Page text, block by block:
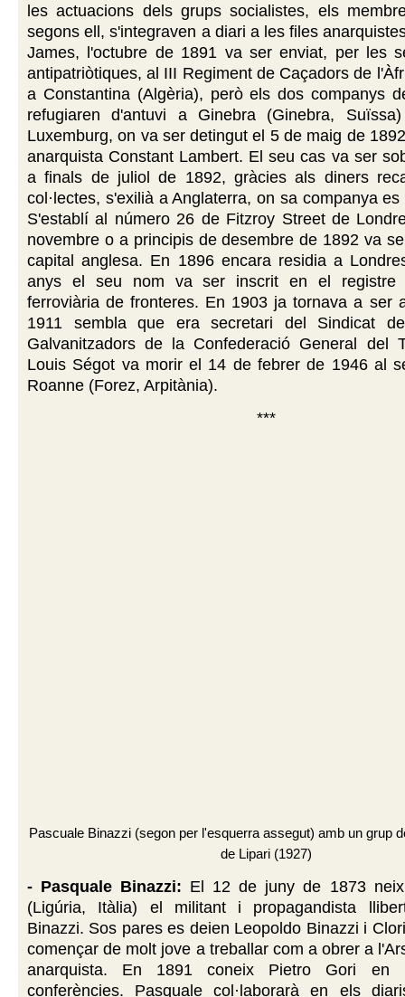
les actuacions dels grups socialistes, els
segons ell, s'integraven a diari a les files
James, l'octubre de 1891 va ser enviat, per les
antipatriòtiques, al III Regiment de Caçadors de
a Constantina (Algèria), però els dos companys
refugiaren d'antuvi a Ginebra (Ginebra,
Luxemburg, on va ser detingut el 5 de maig de
anarquista Constant Lambert. El seu cas va ser
a finals de juliol de 1892, gràcies als diners
col·lectes, s'exilià a Anglaterra, on sa companya
S'establí al número 26 de Fitzroy Street de
novembre o a principis de desembre de 1892 va
capital anglesa. En 1896 encara residia a
anys el seu nom va ser inscrit en el registre
ferroviària de fronteres. En 1903 ja tornava a ser
1911 sembla que era secretari del Sindicat
Galvanitzadors de la Confederació General del
Louis Ségot va morir el 14 de febrer de 1946 al
Roanne (Forez, Arpitània).
***
Pascuale Binazzi (segon per l'esquerra assegut) amb un grup
de Lipari (1927)
- Pasquale Binazzi: El 12 de juny de 1873
(Ligúria, Itàlia) el militant i propagandista
Binazzi. Sos pares es deien Leopoldo Binazzi i
començar de molt jove a treballar com a obrer a
anarquista. En 1891 coneix Pietro Gori en
conferències. Pasquale col·laborarà en els